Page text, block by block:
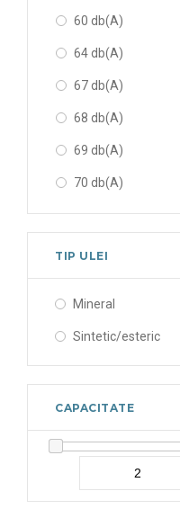
60 db(A)
64 db(A)
67 db(A)
68 db(A)
69 db(A)
70 db(A)
71 db(A)
75 db(A)
77 db(A)
TIP ULEI
Mineral
Sintetic/esteric
CAPACITATE